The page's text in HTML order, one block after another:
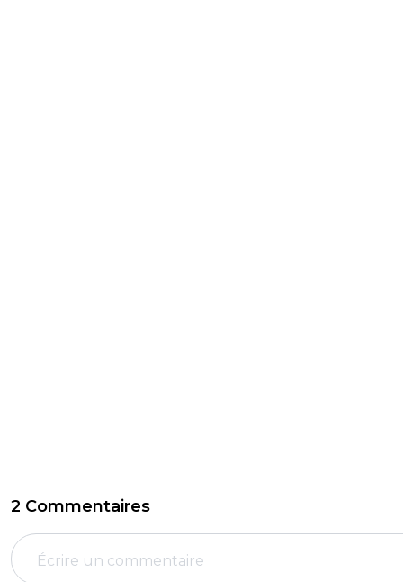
2 Commentaires